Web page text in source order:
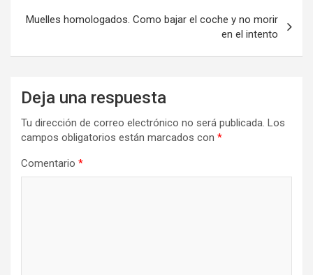
Muelles homologados. Como bajar el coche y no morir
en el intento
Deja una respuesta
Tu dirección de correo electrónico no será publicada. Los
campos obligatorios están marcados con *
Comentario *